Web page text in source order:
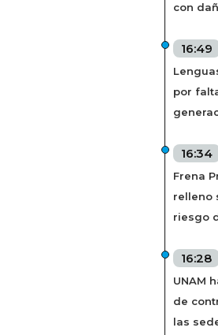
con
16:49
por
16:34
Frena
relleno
riesgo
16:28
UNAM
de
las